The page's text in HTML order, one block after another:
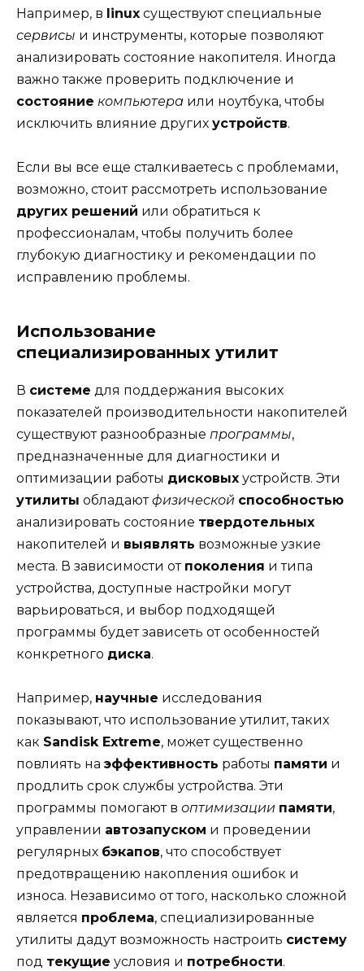
Например, в linux существуют специальные
сервисы и инструменты, которые позволяют
анализировать состояние накопителя. Иногда
важно также проверить подключение и
состояние компьютера или ноутбука, чтобы
исключить влияние других устройств.
Если вы все еще сталкиваетесь с проблемами,
возможно, стоит рассмотреть использование
других решений или обратиться к
профессионалам, чтобы получить более
глубокую диагностику и рекомендации по
исправлению проблемы.
Использование
специализированных утилит
В системе для поддержания высоких
показателей производительности накопителей
существуют разнообразные программы,
предназначенные для диагностики и
оптимизации работы дисковых устройств. Эти
утилиты обладаютфизической способностью
анализировать состояние твердотельных
накопителей и выявлять возможные узкие
места. В зависимости от поколения и типа
устройства, доступные настройки могут
варьироваться, и выбор подходящей
программы будет зависеть от особенностей
конкретного диска.
Например, научные исследования
показывают, что использование утилит, таких
как Sandisk Extreme, может существенно
повлиять на эффективность работы памяти и
продлить срок службы устройства. Эти
программы помогают в оптимизации памяти,
управлении автозапуском и проведении
регулярных бэкапов, что способствует
предотвращению накопления ошибок и
износа. Независимо от того, насколько сложной
является проблема, специализированные
утилиты дадут возможность настроить систему
под текущие условия и потребности.